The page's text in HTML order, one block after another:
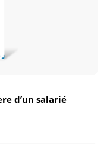
d’un salarié